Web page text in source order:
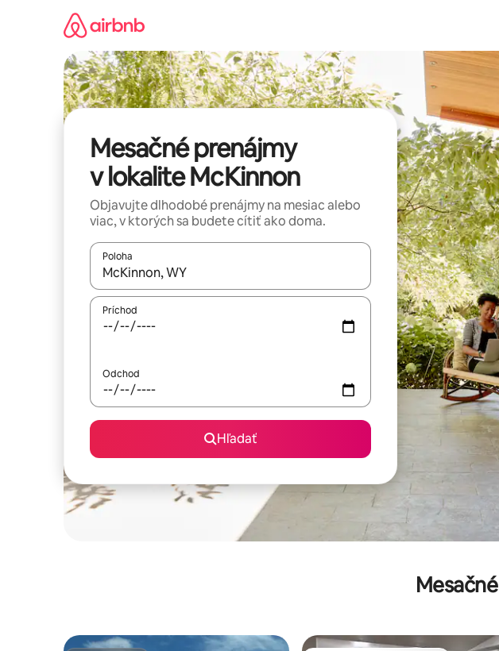
Mesačné prenájmy
v lokalite McKinnon
Objavujte dlhodobé prenájmy na mesiac alebo
viac, v ktorých sa budete cítiť ako doma.
Poloha
Keď budú výsledky k dispozícii, môžete si ich prechádzať pomocou
Príchod
Odchod
Hľadať